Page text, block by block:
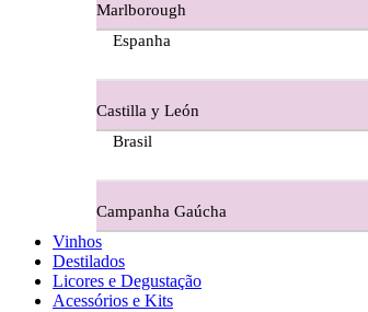
Guerreiro Vinhos - Bairrada
Herdade da Lisboa Alentejo
Herdade Do Freixo - Alentejo
Herdade do Moinho Branco - Alentejo
Marlborough
Espanha
Castilla y León
Brasil
Campanha Gaúcha
Vinhos
Destilados
Licores e Degustação
Acessórios e Kits